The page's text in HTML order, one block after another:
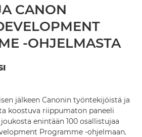
CANON
-OHJELMASTA
jälkeen Canonin työntekijöistä ja
koostuva riippumaton paneeli
enintään 100 osallistujaa
Programme -ohjelmaan.